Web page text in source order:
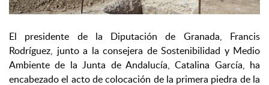
El presidente de la Diputación de Granada, Francis
Rodríguez, junto a la consejera de Sostenibilidad y Medio
Ambiente de la Junta de Andalucía, Catalina García, ha
encabezado el acto de colocación de la primera piedra de la